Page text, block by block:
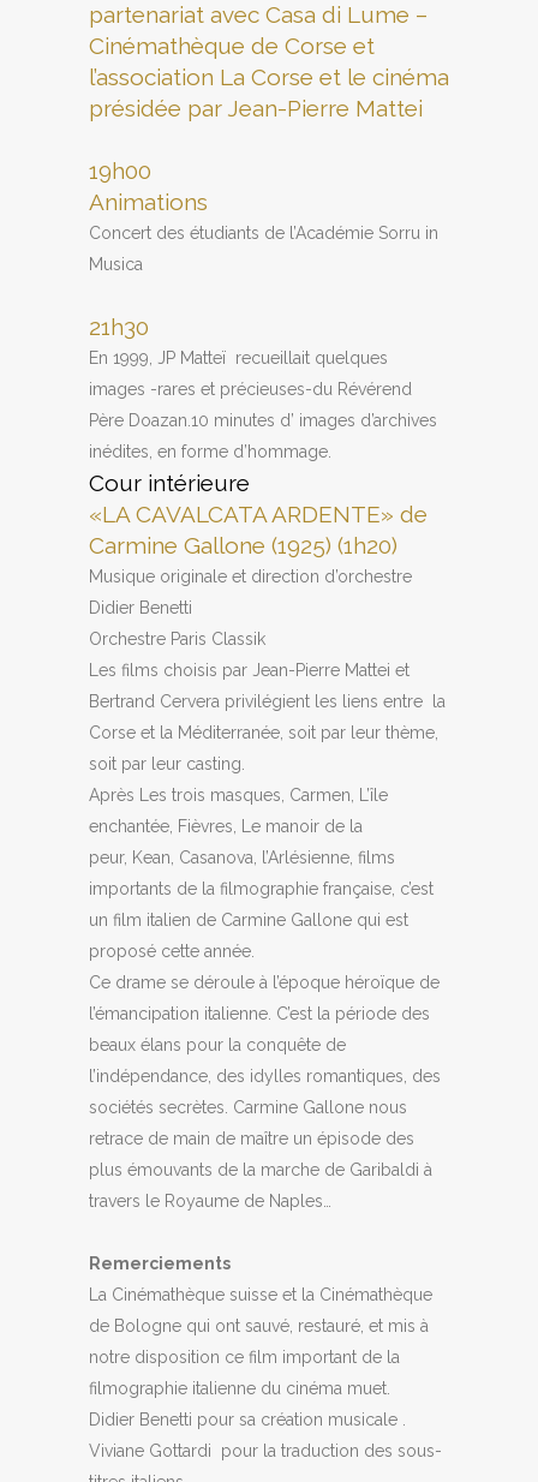
partenariat avec Casa di Lume –
Cinémathèque de Corse et
l’association La Corse et le cinéma
présidée par Jean-Pierre Mattei
19h00
Animations
Concert des étudiants de l’Académie Sorru in
Musica
21h30
En 1999, JP Matteï recueillait quelques
images -rares et précieuses-du Révérend
Père Doazan.10 minutes d’ images d’archives
inédites, en forme d’hommage.
Cour intérieure
«LA CAVALCATA ARDENTE» de
Carmine Gallone (1925) (1h20)
Musique originale et direction d’orchestre
Didier Benetti
Orchestre Paris Classik
Les films choisis par Jean-Pierre Mattei et
Bertrand Cervera privilégient les liens entre la
Corse et la Méditerranée, soit par leur thème,
soit par leur casting.
Après Les trois masques, Carmen, L’île
enchantée, Fièvres, Le manoir de la
peur, Kean, Casanova, l’Arlésienne, films
importants de la filmographie française, c’est
un film italien de Carmine Gallone qui est
proposé cette année.
Ce drame se déroule à l’époque héroïque de
l’émancipation italienne. C’est la période des
beaux élans pour la conquête de
l’indépendance, des idylles romantiques, des
sociétés secrètes. Carmine Gallone nous
retrace de main de maître un épisode des
plus émouvants de la marche de Garibaldi à
travers le Royaume de Naples…
Remerciements
La Cinémathèque suisse et la Cinémathèque
de Bologne qui ont sauvé, restauré, et mis à
notre disposition ce film important de la
filmographie italienne du cinéma muet.
Didier Benetti pour sa création musicale .
Viviane Gottardi pour la traduction des sous-